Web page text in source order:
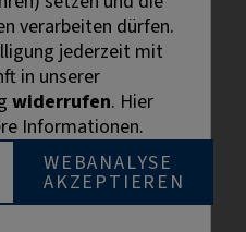
Symbol
wurde aus
die männliche
sind stets alle
verarbeiten dürfen.
jederzeit mit
in unserer
widerrufen. Hier
Informationen.
WEBANALYSE
AKZEPTIEREN